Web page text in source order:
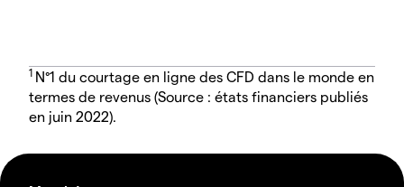
1 N°1 du courtage en ligne des CFD dans le monde en
termes de revenus (Source : états financiers publiés
en juin 2022).